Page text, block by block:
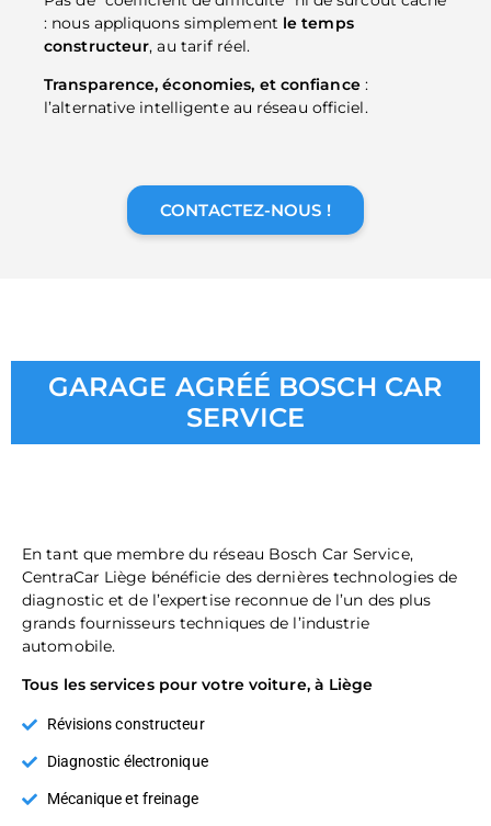
: nous appliquons simplement le temps
constructeur, au tarif réel.
Transparence, économies, et confiance:
l’alternative intelligente au réseau officiel.
CONTACTEZ-NOUS !
GARAGE AGRÉÉ BOSCH CAR
SERVICE
En tant que membre du réseau Bosch Car Service,
CentraCar Liège bénéficie desdernières technologies de
diagnostic et de l’expertise reconnuede l’un des plus
grands fournisseurs techniques de l’industrie
automobile.
Tous les services pour votre voiture, à Liège
Révisions constructeur
Diagnostic électronique
Mécanique et freinage